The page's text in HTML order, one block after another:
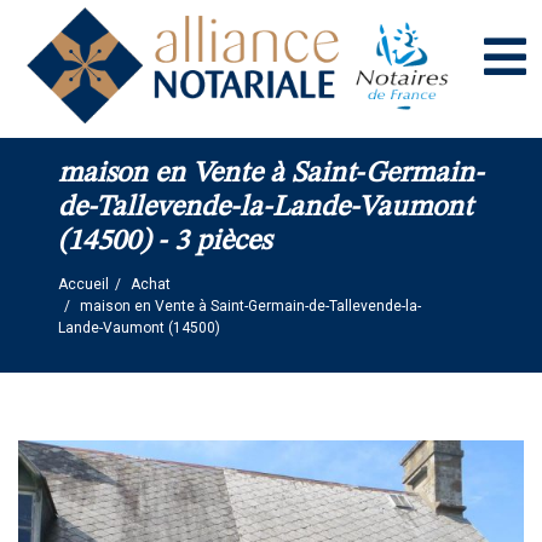
maison en Vente à Saint-Germain-
de-Tallevende-la-Lande-Vaumont
(14500) - 3 pièces
Accueil
Achat
maison en Vente à Saint-Germain-de-Tallevende-la-
Lande-Vaumont (14500)
Panneau de gestion des cookies